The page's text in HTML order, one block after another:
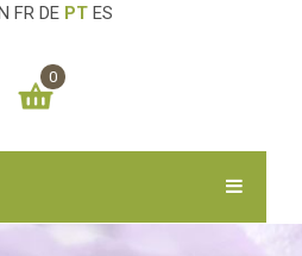
FR DE PT ES
0
your shopping cart
0.00€